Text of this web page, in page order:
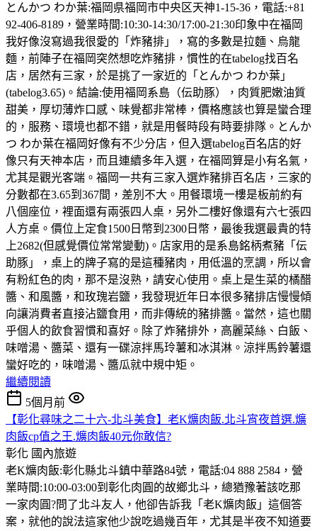
とんかつ わか葉:福岡県福岡市中央区天神1-15-36，電話:+81
92-406-8189，營業時間:10:30-14:30/17:00-21:30印象中在福岡
我好像沒寫過我很愛的「炸豬排」，寫的多數是拉麵、烏龍
麵，前陣子在福岡突然想吃炸豬排，慣性的在tabelog找百名
店，居然有三家，於是挑了一家近的「とんかつ わか葉」
(tabelog3.65)。結論:使用福岡系島（伝助豚），肉質肥嫩油質
甜美，厚切薄炸口感、味覺都非常棒，價格應該也算是蠻合理
的，服務、環境也都不錯，就是用餐時段有時要排隊。とんか
つ わか葉在福岡好像有不少分店，但入選tabelog百名店的好
像只有天神本店，而且連續多年入選，在福岡算是小有名氣，
尤其是觀光客端。福岡一共有三家入選炸豬排百名店，三家的
分數都在3.65到367間，差別不大。用餐環境一樓是板前約有
八個座位，裡面還有兩張四人桌，另外二樓好像還有六七張四
人方桌。價位上定食1500日幣到2300日幣，最後我選最貴的特
上2682(但感覺價位常常變動)。店家用的是系島銘柄煮豬「伝
助豚」，桌上的牌子寫的是這種豬肉，用低溫的烹調，所以會
有粉紅色的肉，那不是沒熟，請安心使用。桌上是生菜的橘醋
醬、和風醬，和玫瑰岩鹽，我發現近年日本很多豬排店慢慢傾
向讓消費者直接沾鹽食用，而非傳統的豬排醬。當然，這也關
乎個人的飲食習慣和喜好。除了炸豬排外，高麗菜絲、白飯、
味噌湯、醬菜、還有一碟涼拌馬玲薯和冰淇淋。涼拌馬鈴薯還
蠻好吃的，味噌湯、醬瓜就中規中矩。
繼續閱讀
5個月前
【彰化尋味之二十六-北斗美食】老K爌肉飯.北斗宵夜首選.爌
肉飯cp值之王.爌肉飯40元你敢信?
彰化 國內旅遊
老K爌肉飯:彰化縣北斗鎮中華路84號，電話:04 888 2584，營
業時間:10:00-03:00到彰化肉圓的故鄉北斗，總猶豫著該吃那
一家肉圓?問了北斗友人，他卻告訴我「老K爌肉飯」這個答
案，就他的說法這家他少說吃過幾百年，尤其是半夜不知道要